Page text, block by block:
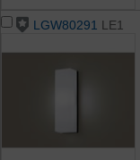
LGW80291 LE1